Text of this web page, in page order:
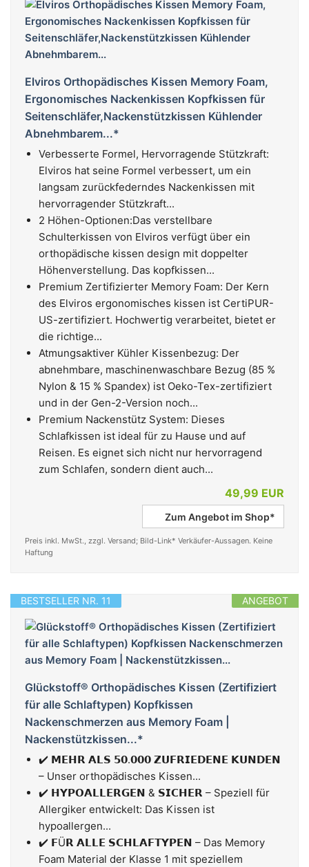
Elviros Orthopädisches Kissen Memory Foam,
Ergonomisches Nackenkissen Kopfkissen für
Seitenschläfer,Nackenstützkissen Kühlender
Abnehmbarem...*
Verbesserte Formel, Hervorragende Stützkraft:
Elviros hat seine Formel verbessert, um ein
langsam zurückfederndes Nackenkissen mit
hervorragender Stützkraft...
2 Höhen-Optionen:Das verstellbare
Schulterkissen von Elviros verfügt über ein
orthopädische kissen design mit doppelter
Höhenverstellung. Das kopfkissen...
Premium Zertifizierter Memory Foam: Der Kern
des Elviros ergonomisches kissen ist CertiPUR-
US-zertifiziert. Hochwertig verarbeitet, bietet er
die richtige...
Atmungsaktiver Kühler Kissenbezug: Der
abnehmbare, maschinenwaschbare Bezug (85 %
Nylon & 15 % Spandex) ist Oeko-Tex-zertifiziert
und in der Gen-2-Version noch...
Premium Nackenstütz System: Dieses
Schlafkissen ist ideal für zu Hause und auf
Reisen. Es eignet sich nicht nur hervorragend
zum Schlafen, sondern dient auch...
49,99 EUR
Zum Angebot im Shop*
Preis inkl. MwSt., zzgl. Versand; Bild-Link* Verkäufer-Aussagen. Keine
Haftung
ANGEBOT
BESTSELLER NR. 11
Glückstoff® Orthopädisches Kissen (Zertifiziert
für alle Schlaftypen) Kopfkissen
Nackenschmerzen aus Memory Foam |
Nackenstützkissen...*
✔️ 𝗠𝗘𝗛𝗥 𝗔𝗟𝗦 𝟱𝟬.𝟬𝟬𝟬 𝗭𝗨𝗙𝗥𝗜𝗘𝗗𝗘𝗡𝗘 𝗞𝗨𝗡𝗗𝗘𝗡
– Unser orthopädisches Kissen...
✔️ 𝗛𝗬𝗣𝗢𝗔𝗟𝗟𝗘𝗥𝗚𝗘𝗡 & 𝗦𝗜𝗖𝗛𝗘𝗥 – Speziell für
Allergiker entwickelt: Das Kissen ist
hypoallergen...
✔️ 𝗙Ü𝗥 𝗔𝗟𝗟𝗘 𝗦𝗖𝗛𝗟𝗔𝗙𝗧𝗬𝗣𝗘𝗡 – Das Memory
Foam Material der Klasse 1 mit speziellem